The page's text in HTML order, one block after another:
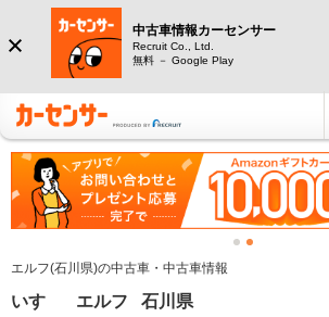
中古車情報カーセンサー
Recruit Co., Ltd.
無料 － Google Play
エルフ(石川県)の中古車・中古車情報
いすゞ エルフ 石川県